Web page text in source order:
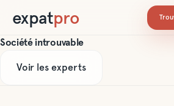
expatpro
Société introuvable
Voir les experts